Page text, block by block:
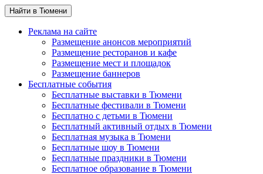
Найти в Тюмени
Реклама на сайте
Размещение анонсов мероприятий
Размещение ресторанов и кафе
Размещение мест и площадок
Размещение баннеров
Бесплатные события
Бесплатные выставки в Тюмени
Бесплатные фестивали в Тюмени
Бесплатно с детьми в Тюмени
Бесплатный активный отдых в Тюмени
Бесплатная музыка в Тюмени
Бесплатные шоу в Тюмени
Бесплатные праздники в Тюмени
Бесплатное образование в Тюмени